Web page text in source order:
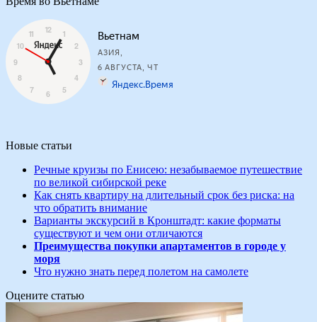
Новые статьи
Речные круизы по Енисею: незабываемое путешествие
по великой сибирской реке
Как снять квартиру на длительный срок без риска: на
что обратить внимание
Варианты экскурсий в Кронштадт: какие форматы
существуют и чем они отличаются
Преимущества покупки апартаментов в городе у
моря
Что нужно знать перед полетом на самолете
Оцените статью